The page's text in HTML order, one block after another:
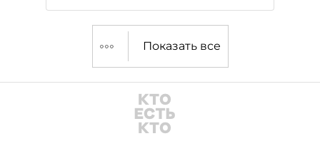
Показать все